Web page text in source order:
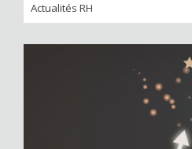
Actualités RH